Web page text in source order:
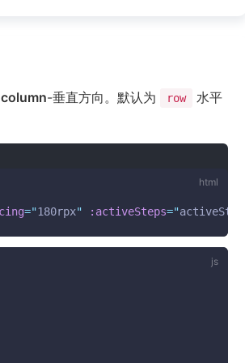
column-垂直方向。默认为 row
水平
="180rpx" :activeSteps="activeSteps